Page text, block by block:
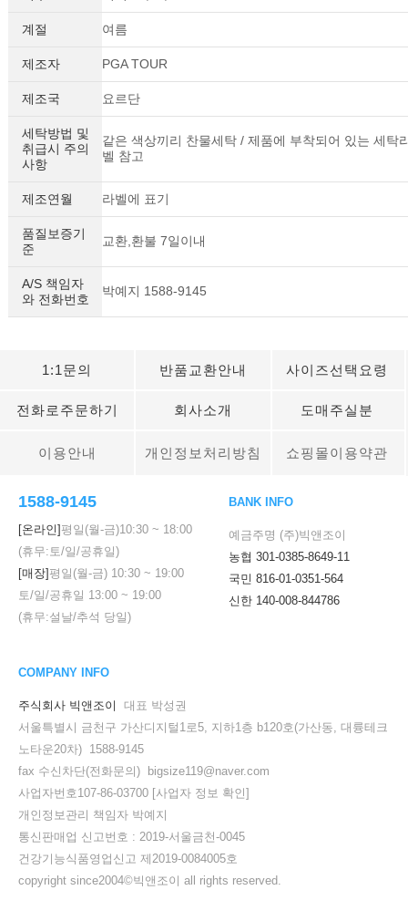
계절 여름
제조자 PGA TOUR
제조국 요르단
세탁방법 및
취급시 주의
사항
같은 색상끼리 찬물세탁 / 제품에 부착되어 있는 세탁
벨 참고
제조연월 라벨에 표기
품질보증기
준
교환,환불 7일이내
A/S 책임자
와 전화번호
박예지 1588-9145
1:1문의 반품교환안내 사이즈선택요령
전화로주문하기 회사소개 도매주실분
이용안내 개인정보처리방침 쇼핑몰이용약관
1588-9145
[온라인]평일(월-금)10:30 ~ 18:00
(휴무:토/일/공휴일)
[매장]평일(월-금) 10:30 ~ 19:00
토/일/공휴일 13:00 ~ 19:00
(휴무:설날/추석 당일)
BANK INFO
예금주명 (주)빅앤조이
농협 301-0385-8649-11
국민 816-01-0351-564
신한 140-008-844786
COMPANY INFO
주식회사 빅앤조이
대표 박성권
서울특별시 금천구 가산디지털1로5, 지하1층 b120호(가산동, 대륭테크
노타운20차) 1588-9145
fax 수신차단(전화문의) bigsize119@naver.com
사업자번호107-86-03700 [사업자 정보 확인]
개인정보관리 책임자 박예지
통신판매업 신고번호 : 2019-서울금천-0045
건강기능식품영업신고 제2019-0084005호
copyright since2004©빅앤조이 all rights reserved.